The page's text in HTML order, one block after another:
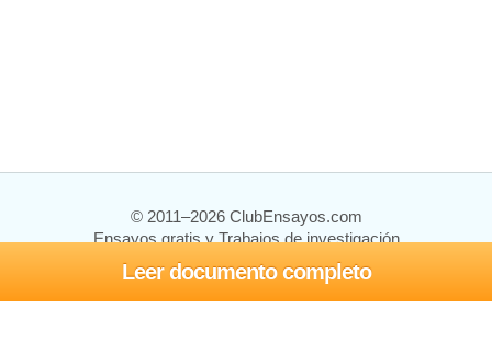
Leer documento completo
© 2011–2026 ClubEnsayos.com
Ensayos gratis y Trabajos de investigación